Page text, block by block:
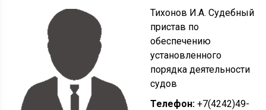
Тихонов И.А. Судебный
пристав по
обеспечению
установленного
порядка деятельности
судов
Телефон: +7(4242)49-